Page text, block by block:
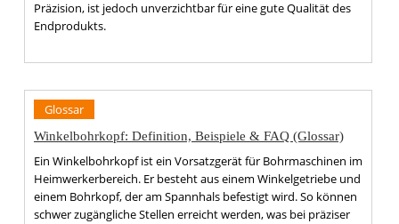
Präzision, ist jedoch unverzichtbar für eine gute Qualität des
Endprodukts.
Glossar
Winkelbohrkopf: Definition, Beispiele & FAQ (Glossar)
Ein Winkelbohrkopf ist ein Vorsatzgerät für Bohrmaschinen im
Heimwerkerbereich. Er besteht aus einem Winkelgetriebe und
einem Bohrkopf, der am Spannhals befestigt wird. So können
schwer zugängliche Stellen erreicht werden, was bei präziser